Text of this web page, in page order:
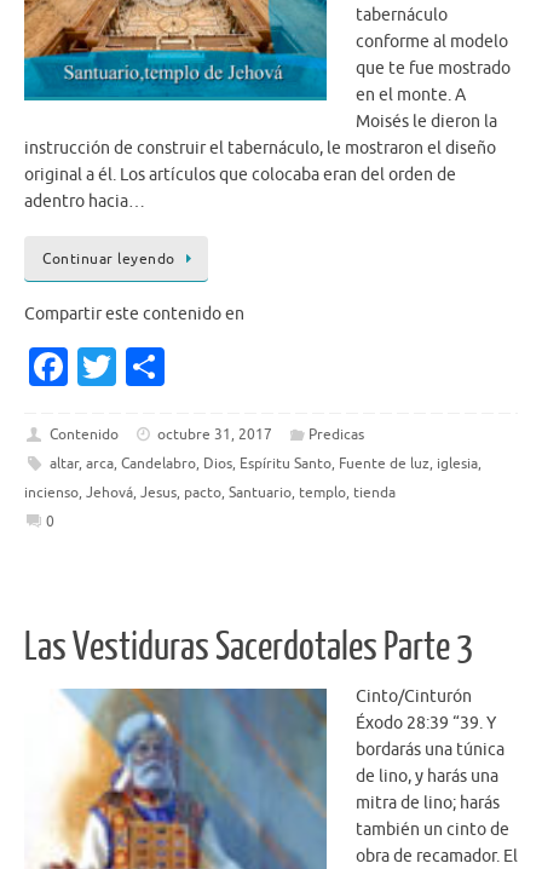
tabernáculo
conforme al modelo
que te fue mostrado
en el monte. A
Moisés le dieron la
instrucción de construir el tabernáculo, le mostraron el diseño
original a él. Los artículos que colocaba eran del orden de
adentro hacia…
Continuar leyendo
Compartir este contenido en
Fa
e
b
T
it
te
ar
e
Contenido octubre 31, 2017
Predicas
altar, arca, Candelabro, Dios, Espíritu Santo, Fuente de luz, iglesia,
incienso, Jehová, Jesus, pacto, Santuario, templo, tienda
0
Las Vestiduras Sacerdotales Parte 3
Cinto/Cinturón
Éxodo 28:39 “39. Y
bordarás una túnica
de lino, y harás una
mitra de lino; harás
también un cinto de
obra de recamador. El